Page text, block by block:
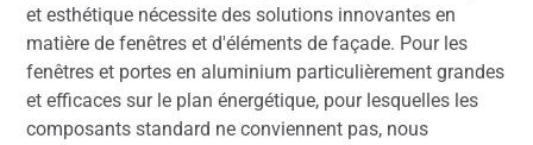
et esthétique nécessite des solutions innovantes en
matière de fenêtres et d'éléments de façade. Pour les
fenêtres et portes en aluminium particulièrement grandes
et efficaces sur le plan énergétique, pour lesquelles les
composants standard ne conviennent pas, nous